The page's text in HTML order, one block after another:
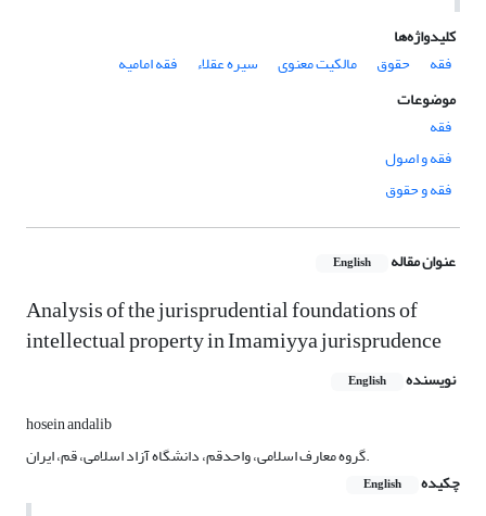
کلیدواژه‌ها
فقه
حقوق مالکیت معنوی سیره عقلاء
فقه امامیه
موضوعات
فقه
فقه و اصول
فقه و حقوق
عنوان مقاله English
Analysis of the jurisprudential foundations of
intellectual property in Imamiyya jurisprudence
نویسنده English
hosein andalib
گروه معارف اسلامی، واحدقم، دانشگاه آزاد اسلامی، قم، ایران.
چکیده
English